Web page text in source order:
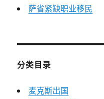
萨省紧缺职业移民
分类目录
麦克斯出国